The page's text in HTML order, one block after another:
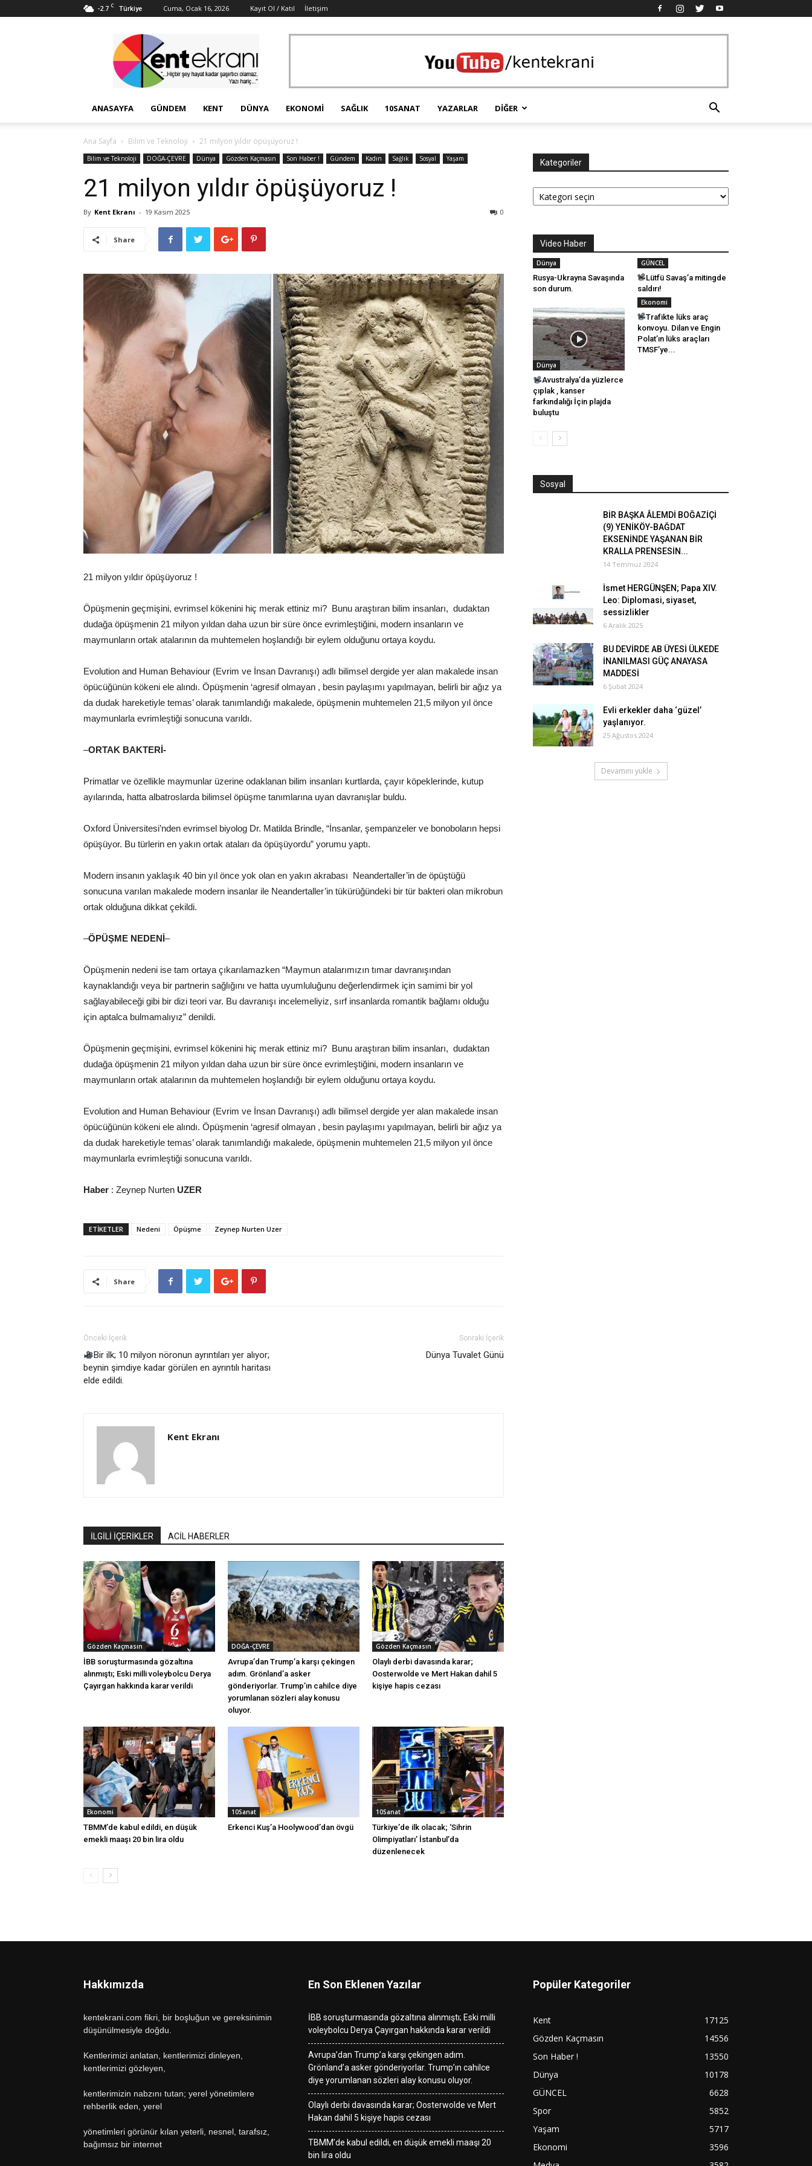
-2.7 C Türkiye Cuma, Ocak 16, 2026 Kayıt Ol / Katıl İletişim
Ekranı
ANASAYFA GÜNDEM KENT DÜNYA EKONOMI SAĞLIK 10SANAT YAZARLAR DIĞER
Ana Sayfa Bilim ve Teknoloji 21 milyon yıldır öpüşüyoruz !
Bilim ve Teknoloji DOĞA-ÇEVRE Dünya Gözden Kaçmasın Son Haber ! Gündem Kadın Sağlık Sosyal Yaşam
21 milyon yıldır öpüşüyoruz !
By Kent Ekranı - 19 Kasım 2025 0
Share
21 milyon yıldır öpüşüyoruz !
Öpüşmenin geçmişini, evrimsel kökenini hiç merak ettiniz mi? Bunu araştıran bilim insanları, dudaktan
dudağa öpüşmenin 21 milyon yıldan daha uzun bir süre önce evrimleştiğini, modern insanların ve
maymunların ortak atalarının da muhtemelen hoşlandığı bir eylem olduğunu ortaya koydu.
Evolution and Human Behaviour (Evrim ve İnsan Davranışı) adlı bilimsel dergide yer alan makalede insan
öpücüğünün kökeni ele alındı. Öpüşmenin ‘agresif olmayan , besin paylaşımı yapılmayan, belirli bir ağız ya
da dudak hareketiyle temas’ olarak tanımlandığı makalede, öpüşmenin muhtemelen 21,5 milyon yıl önce
maymunlarla evrimleştiği sonucuna varıldı.
–ORTAK BAKTERİ-
Primatlar ve özellikle maymunlar üzerine odaklanan bilim insanları kurtlarda, çayır köpeklerinde, kutup
ayılarında, hatta albatroslarda bilimsel öpüşme tanımlarına uyan davranışlar buldu.
Oxford Üniversitesi’nden evrimsel biyolog Dr. Matilda Brindle, “İnsanlar, şempanzeler ve bonoboların hepsi
öpüşüyor. Bu türlerin en yakın ortak ataları da öpüşüyordu” yorumu yaptı.
Modern insanın yaklaşık 40 bin yıl önce yok olan en yakın akrabası Neandertaller’in de öpüştüğü
sonucuna varılan makalede modern insanlar ile Neandertaller’in tükürüğündeki bir tür bakteri olan mikrobun
ortak olduğuna dikkat çekildi.
–ÖPÜŞME NEDENİ–
Öpüşmenin nedeni ise tam ortaya çıkarılamazken “Maymun atalarımızın tımar davranışından
kaynaklandığı veya bir partnerin sağlığını ve hatta uyumluluğunu değerlendirmek için samimi bir yol
sağlayabileceği gibi bir dizi teori var. Bu davranışı incelemeliyiz, sırf insanlarda romantik bağlamı olduğu
için aptalca bulmamalıyız” denildi.
Öpüşmenin geçmişini, evrimsel kökenini hiç merak ettiniz mi? Bunu araştıran bilim insanları, dudaktan
dudağa öpüşmenin 21 milyon yıldan daha uzun bir süre önce evrimleştiğini, modern insanların ve
maymunların ortak atalarının da muhtemelen hoşlandığı bir eylem olduğunu ortaya koydu.
Evolution and Human Behaviour (Evrim ve İnsan Davranışı) adlı bilimsel dergide yer alan makalede insan
öpücüğünün kökeni ele alındı. Öpüşmenin ‘agresif olmayan , besin paylaşımı yapılmayan, belirli bir ağız ya
da dudak hareketiyle temas’ olarak tanımlandığı makalede, öpüşmenin muhtemelen 21,5 milyon yıl önce
maymunlarla evrimleştiği sonucuna varıldı.
Haber : Zeynep Nurten UZER
ETİKETLER Nedeni Öpüşme Zeynep Nurten Uzer
Share
Önceki İçerik
Bir ilk; 10 milyon nöronun ayrıntıları yer alıyor;
beynin şimdiye kadar görülen en ayrıntılı haritası
elde edildi.
Sonraki İçerik
Dünya Tuvalet Günü
Kent Ekranı
İLGİLİ İÇERİKLER ACİL HABERLER
Gözden Kaçmasın
İBB soruşturmasında gözaltına
alınmıştı; Eski milli voleybolcu Derya
Çayırgan hakkında karar verildi
DOĞA-ÇEVRE
Avrupa’dan Trump’a karşı çekingen
adım. Grönland’a asker
gönderiyorlar. Trump’ın cahilce diye
yorumlanan sözleri alay konusu
oluyor.
Gözden Kaçmasın
Olaylı derbi davasında karar;
Oosterwolde ve Mert Hakan dahil 5
kişiye hapis cezası
Ekonomi
TBMM’de kabul edildi, en düşük
emekli maaşı 20 bin lira oldu
10Sanat
Erkenci Kuş’a Hoolywood’dan övgü
10Sanat
Türkiye’de ilk olacak; ‘Sihrin
Olimpiyatları’ İstanbul’da
düzenlenecek
Kategoriler
Kategoriler
Video Haber
Dünya
Rusya-Ukrayna Savaşında
son durum.
GÜNCEL
Lütfü Savaş’a mitingde
saldırı!
Dünya
Avustralya’da yüzlerce
çıplak , kanser
farkındalığı İçin plajda
buluştu
Ekonomi
Trafikte lüks araç
konvoyu. Dilan ve Engin
Polat’ın lüks araçları
TMSF’ye...
Sosyal
BİR BAŞKA ÂLEMDİ BOĞAZİÇİ
(9) YENİKÖY-BAĞDAT
EKSENİNDE YAŞANAN BİR
KRALLA PRENSESİN...
14 Temmuz 2024
İsmet HERGÜNŞEN; Papa XIV.
Leo: Diplomasi, siyaset,
sessizlikler
6 Aralık 2025
BU DEVİRDE AB ÜYESİ ÜLKEDE
İNANILMASI GÜÇ ANAYASA
MADDESİ
6 Şubat 2024
Evli erkekler daha ‘güzel’
yaşlanıyor.
25 Ağustos 2024
Devamını yükle
Hakkımızda
kentekrani.com fikri, bir boşluğun ve gereksinimin
düşünülmesiyle doğdu.
Kentlerimizi anlatan, kentlerimizi dinleyen,
kentlerimizi gözleyen,
kentlerimizin nabzını tutan; yerel yönetimlere
rehberlik eden, yerel
yönetimleri görünür kılan yeterli, nesnel, tarafsız,
bağımsız bir internet
En Son Eklenen Yazılar
İBB soruşturmasında gözaltına alınmıştı; Eski milli
voleybolcu Derya Çayırgan hakkında karar verildi
Avrupa’dan Trump’a karşı çekingen adım.
Grönland’a asker gönderiyorlar. Trump’ın cahilce
diye yorumlanan sözleri alay konusu oluyor.
Olaylı derbi davasında karar; Oosterwolde ve Mert
Hakan dahil 5 kişiye hapis cezası
TBMM’de kabul edildi, en düşük emekli maaşı 20
bin lira oldu
Popüler Kategoriler
Kent
17125
Gözden Kaçmasın
14556
Son Haber !
13550
Dünya
10178
GÜNCEL
6628
Spor
5852
Yaşam
5717
Ekonomi
3596